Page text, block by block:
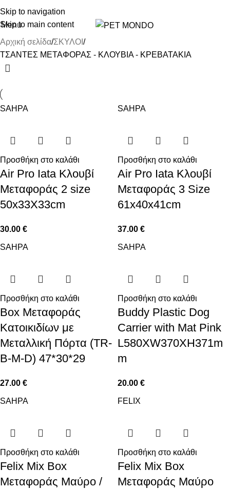
Skip to navigation
Skip to main content
ΔΩΡΕΑΝ DELIVERY ΣΤΗΝ ΠΟΛΗ ΤΗΣ ΘΕΣΣΑΛΟΝΙΚΗΣ
Menu
Αρχική σελίδα ΣΚΥΛΟΙ
ΤΣΑΝΤΕΣ ΜΕΤΑΦΟΡΑΣ - ΚΛΟΥΒΙΑ - ΚΡΕΒΑΤΑΚΙΑ
SAHPA
Προσθήκη στο καλάθι
Air Pro Iata Κλουβί
Μεταφοράς 2 size
50x33X33cm
30.00 €
SAHPA
Προσθήκη στο καλάθι
Air Pro Iata Κλουβί
Μεταφοράς 3 Size
61x40x41cm
37.00 €
SAHPA
Προσθήκη στο καλάθι
Box Μεταφοράς
Κατοικιδίων με
Μεταλλική Πόρτα (TR-
B-M-D) 47*30*29
27.00 €
SAHPA
Προσθήκη στο καλάθι
Buddy Plastic Dog
Carrier with Mat Pink
L580XW370XH371m
m
20.00 €
SAHPA
Προσθήκη στο καλάθι
Felix Mix Box
Μεταφοράς Μαύρο /
FELIX
Προσθήκη στο καλάθι
Felix Mix Box
Μεταφοράς Μαύρο